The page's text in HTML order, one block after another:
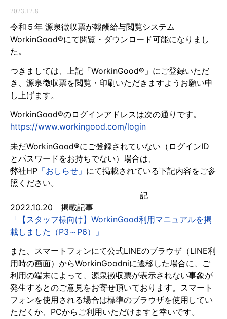
2023.12.8
令和５年 源泉徴収票が報酬給与閲覧システム
WorkinGood®にて閲覧・ダウンロード可能になりまし
た。
つきましては、上記「WorkinGood®」にご登録いただ
き、源泉徴収票を閲覧・印刷いただきますようお願い申
し上げます。
WorkinGood®のログインアドレスは次の通りです。
https://www.workingood.com/login
未だWorkinGood®にご登録されていない（ログインID
とパスワードをお持ちでない）場合は、
弊社HP 「おしらせ」 にて掲載されている下記内容をご参
照ください。
記
2022.10.20 掲載記事
「【スタッフ様向け】WorkinGood利用マニュアルを掲
載しました（P3～P6）」
また、スマートフォンにて公式LINEのブラウザ（LINE利
用時の画面）からWorkinGoodniに遷移した場合に、ご
利用の端末によって、源泉徴収票が表示されない事象が
発生するとのご意見をお寄せ頂いております。スマート
フォンを使用される場合は標準のブラウザを使用してい
ただくか、PCからご利用いただけますと幸いです。